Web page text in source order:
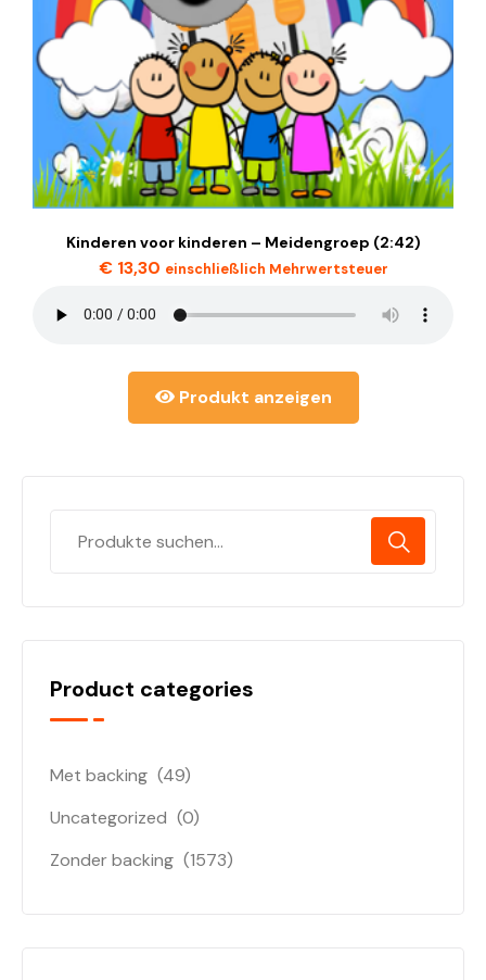
Kinderen voor kinderen – Meidengroep (2:42)
€13,30 einschließlich Mehrwertsteuer
Produkt anzeigen
Product categories
Met backing (49)
Uncategorized (0)
Zonder backing (1573)